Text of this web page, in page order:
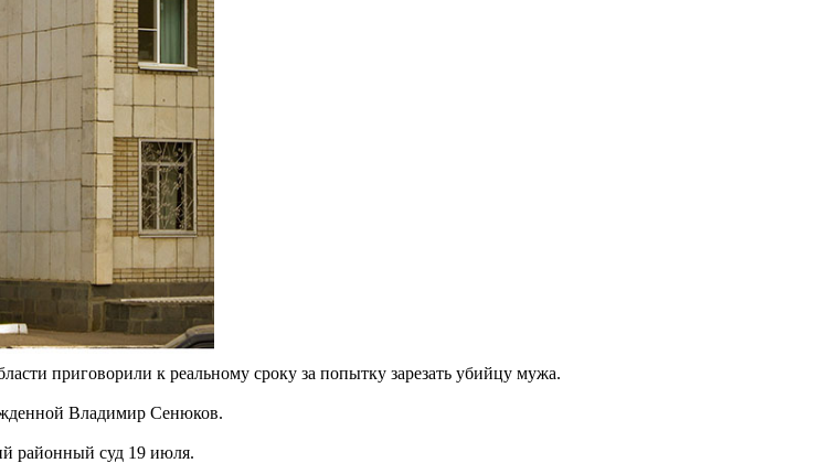
приговорили к реальному сроку за попытку зарезать убийцу мужа.
Владимир Сенюков.
районный суд 19 июля.